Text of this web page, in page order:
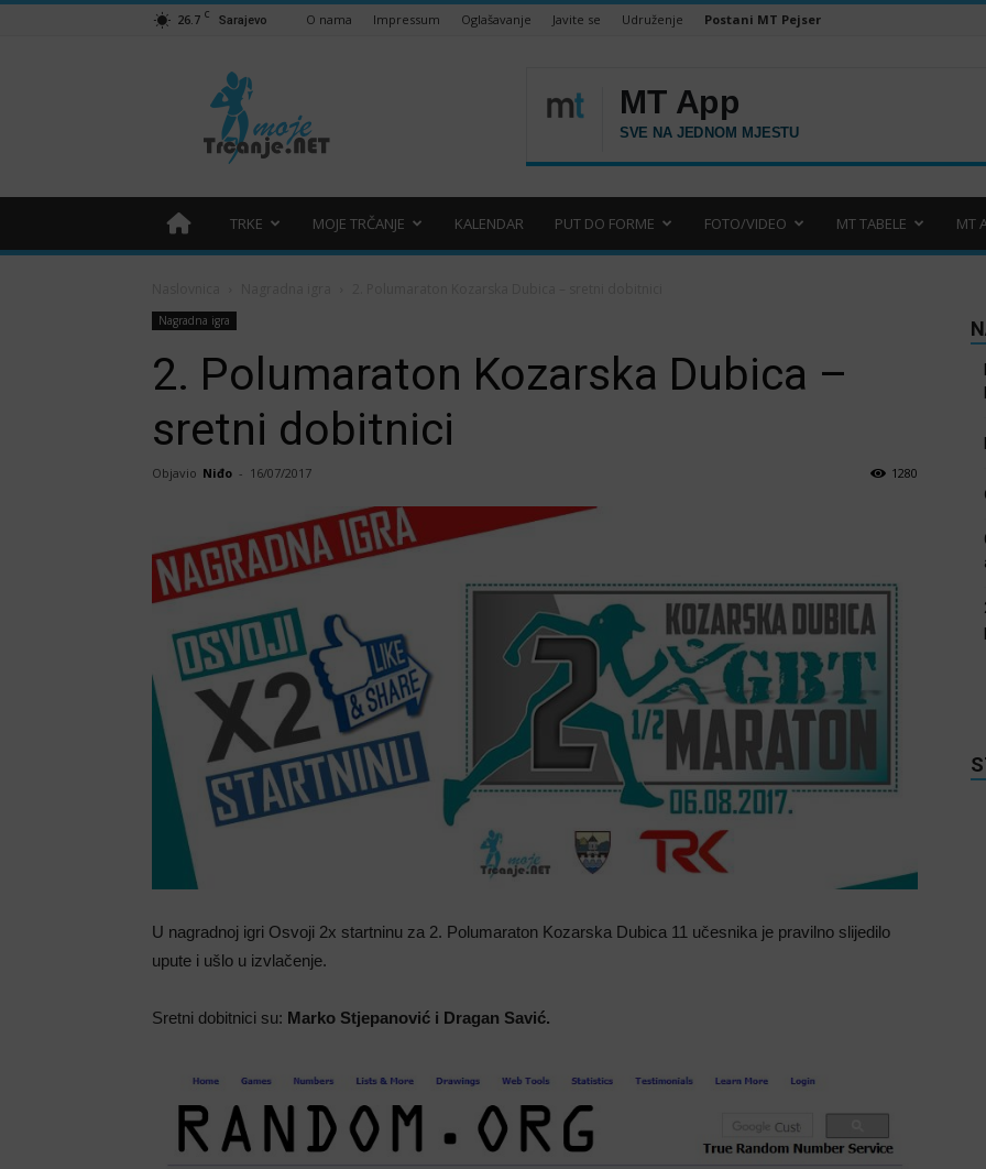
26.7 C Sarajevo O nama Impressum Oglašavanje Javite se Udruženje Postani MT Pejser
Moje
trčanje
trcanje.net
TRKE MOJE TRČANJE KALENDAR PUT DO FORME FOTO/VIDEO MT TABELE MT
Nagradna igra
2. Polumaraton Kozarska Dubica –
sretni dobitnici
Objavio Niđo - 16/07/2017 1280
U nagradnoj igri Osvoji 2x startninu za 2. Polumaraton Kozarska Dubica 11 učesnika je pravilno slijedilo
upute i ušlo u izvlačenje.
Sretni dobitnici su: Marko Stjepanović i Dragan Savić.